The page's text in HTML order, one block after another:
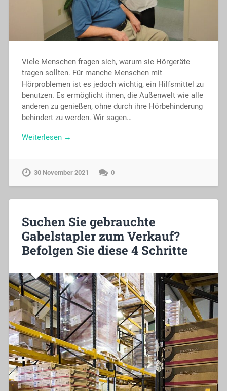
Viele Menschen fragen sich, warum sie Hörgeräte
tragen sollten. Für manche Menschen mit
Hörproblemen ist es jedoch wichtig, ein Hilfsmittel zu
benutzen. Es ermöglicht ihnen, die Außenwelt wie alle
anderen zu genießen, ohne durch ihre Hörbehinderung
behindert zu werden. Wir sagen…
Weiterlesen →
30 November 2021 0
Suchen Sie gebrauchte
Gabelstapler zum Verkauf?
Befolgen Sie diese 4 Schritte